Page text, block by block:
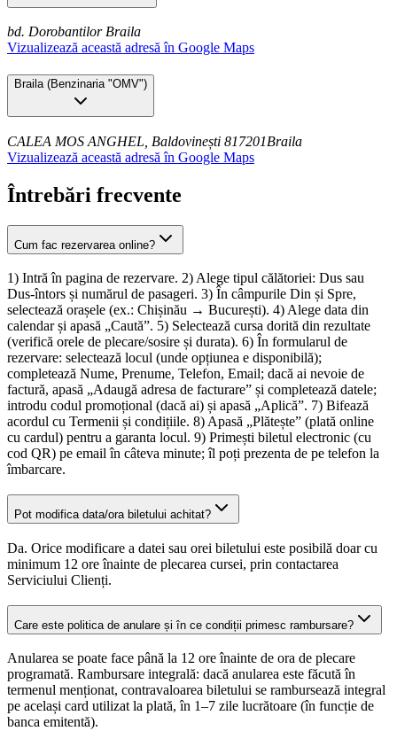
bd. DorobantilorBraila
Vizualizează această adresă în Google Maps
Braila(Benzinaria "OMV")
CALEA MOS ANGHEL, Baldovinești 817201Braila
Vizualizează această adresă în Google Maps
Întrebări frecvente
Cum fac rezervarea online?
1) Intră în pagina de rezervare. 2) Alege tipul călătoriei: Dus sau
Dus-întors și numărul de pasageri. 3) În câmpurile Din și Spre,
selectează orașele (ex.: Chișinău → București). 4) Alege data din
calendar și apasă „Caută”. 5) Selectează cursa dorită din rezultate
(verifică orele de plecare/sosire și durata). 6) În formularul de
rezervare: selectează locul (unde opțiunea e disponibilă);
completează Nume, Prenume, Telefon, Email; dacă ai nevoie de
factură, apasă „Adaugă adresa de facturare” și completează datele;
introdu codul promoțional (dacă ai) și apasă „Aplică”. 7) Bifează
acordul cu Termenii și condițiile. 8) Apasă „Plătește” (plată online
cu cardul) pentru a garanta locul. 9) Primești biletul electronic (cu
cod QR) pe email în câteva minute; îl poți prezenta de pe telefon la
îmbarcare.
Pot modifica data/ora biletului achitat?
Da. Orice modificare a datei sau orei biletului este posibilă doar cu
minimum 12 ore înainte de plecarea cursei, prin contactarea
Serviciului Clienți.
Care este politica de anulare și în ce condiții primesc rambursare?
Anularea se poate face până la 12 ore înainte de ora de plecare
programată. Rambursare integrală: dacă anularea este făcută în
termenul menționat, contravaloarea biletului se rambursează integral
pe același card utilizat la plată, în 1–7 zile lucrătoare (în funcție de
banca emitentă).